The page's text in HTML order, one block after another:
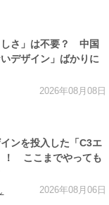
しさ」は不要？ 中国
デザイン」ばかりに
2026年08月08日
ンを投入した「C3エ
！ ここまでやっても
2026年08月06日